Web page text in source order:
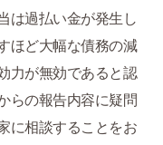
は過払い金が発生し
ほど大幅な債務の減
力が無効であると認
らの報告内容に疑問
に相談することをお